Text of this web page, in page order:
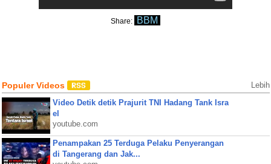
Share: BBM
Populer Videos Lebih
Video Detik detik Prajurit TNI Hadang Tank Isra
el
youtube.com
Penampakan 25 Terduga Pelaku Penyerangan
di Tangerang dan Jak...